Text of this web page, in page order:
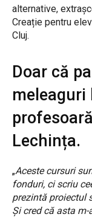
alternative,
Creație pentru
Cluj.
Doar că
Lechința.
„Aceste cursuri
fonduri, ci scriu
prezintă proiectul
Și cred că asta